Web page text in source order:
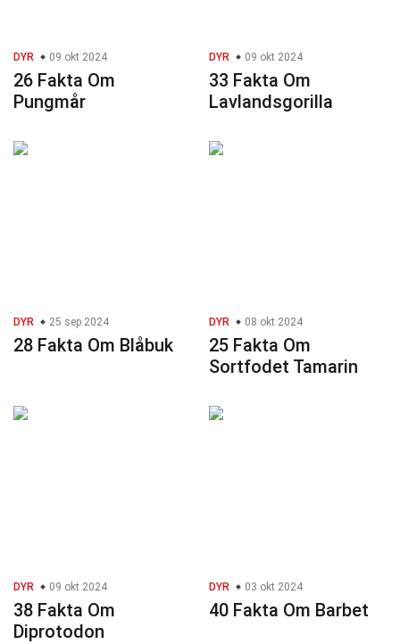
DYR 09 okt 2024
26 Fakta Om
Pungmår
DYR 09 okt 2024
33 Fakta Om
Lavlandsgorilla
DYR 25 sep 2024
28 Fakta Om Blåbuk
DYR 08 okt 2024
25 Fakta Om
Sortfodet Tamarin
DYR 09 okt 2024
38 Fakta Om
Diprotodon
DYR 03 okt 2024
40 Fakta Om Barbet